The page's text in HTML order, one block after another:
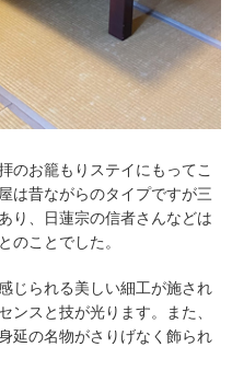
のお籠もりステイにもってこ
は昔ながらのタイプですが三
り、日蓮宗の信者さんなどは
のことでした。
じられる美しい細工が施され
ンスと技が光ります。また、
延の名物がさりげなく飾られ